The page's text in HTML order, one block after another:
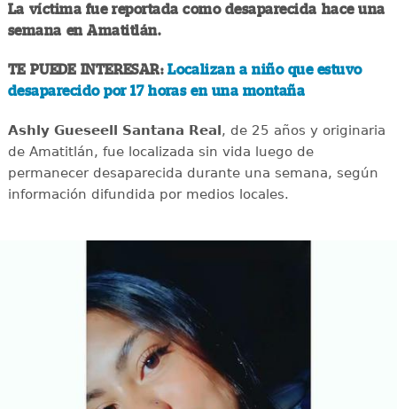
La víctima fue reportada como desaparecida hace una
semana en Amatitlán.
TE PUEDE INTERESAR:Localizan a niño que estuvo
desaparecido por 17 horas en una montaña
Ashly Gueseell Santana Real, de 25 años y originaria
de Amatitlán, fue localizada sin vida luego de
permanecer desaparecida durante una semana, según
información difundida por medios locales.